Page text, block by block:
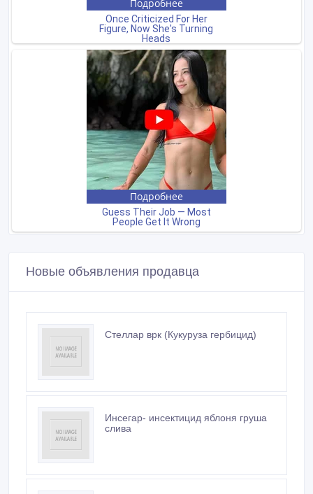
Новые объявления продавца
Стеллар врк (Кукуруза гербицид)
Инсегар- инсектицид яблоня груша
слива